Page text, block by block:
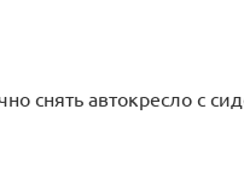
снять автокресло с